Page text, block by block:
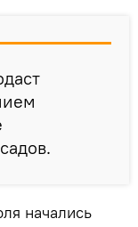
начались